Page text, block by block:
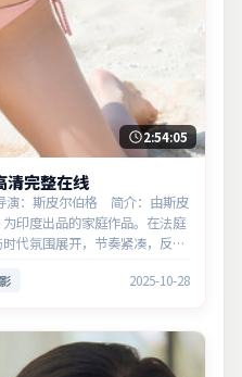
2:54:05
清完整在线
演：斯皮尔伯格 简介：由斯皮
印度出品的家庭作品。在法庭
代氛围展开，节奏紧凑，反转
2025-10-28